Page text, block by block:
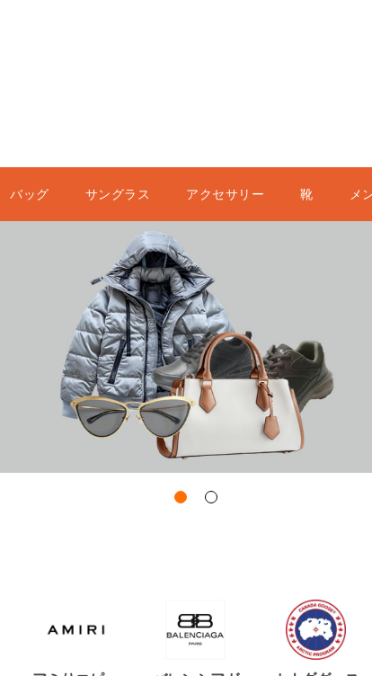
バッグ サングラス アクセサリー 靴 メ